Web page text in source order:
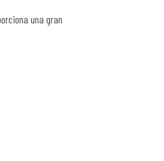
una gran